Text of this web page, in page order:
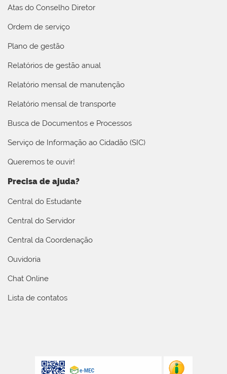
Atas do Conselho Diretor
Ordem de serviço
Plano de gestão
Relatórios de gestão anual
Relatório mensal de manutenção
Relatório mensal de transporte
Busca de Documentos e Processos
Serviço de Informação ao Cidadão (SIC)
Queremos te ouvir!
Precisa de ajuda?
Central do Estudante
Central do Servidor
Central da Coordenação
Ouvidoria
Chat Online
Lista de contatos